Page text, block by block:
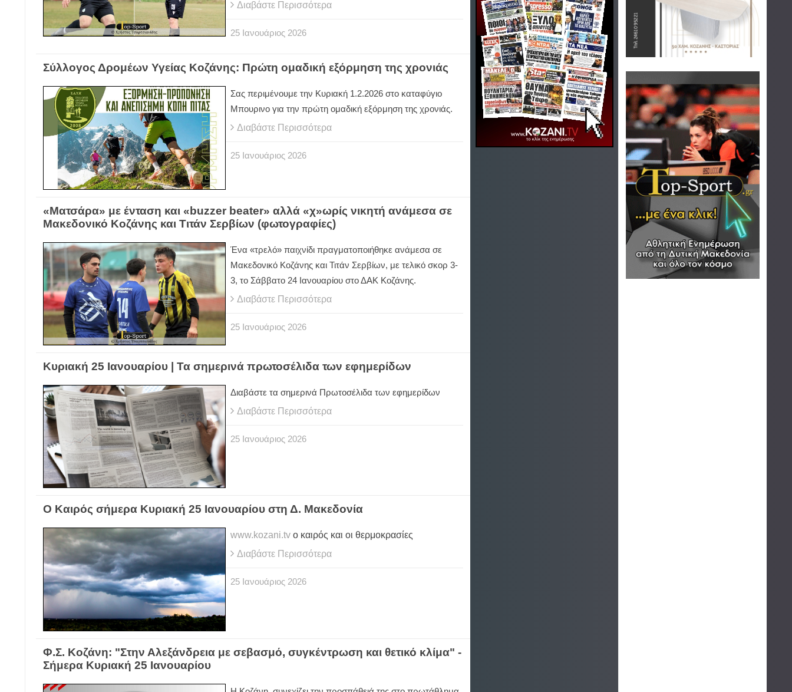
Διαβάστε Περισσότερα
25 Ιανουάριος 2026
Σύλλογος Δρομέων Υγείας Κοζάνης: Πρώτη ομαδική εξόρμηση της χρονιάς
Σας περιμένουμε την Κυριακή 1.2.2026 στο καταφύγιο
Μπουρινο για την πρώτη ομαδική εξόρμηση της χρονιάς.
Διαβάστε Περισσότερα
25 Ιανουάριος 2026
«Ματσάρα» με ένταση και «buzzer beater» αλλά «χ»ωρίς νικητή ανάμεσα σε
Μακεδονικό Κοζάνης και Τιτάν Σερβίων (φωτογραφίες)
Ένα «τρελό» παιχνίδι πραγματοποιήθηκε ανάμεσα σε
Μακεδονικό Κοζάνης και Τιτάν Σερβίων, με τελικό σκορ 3-
3, το Σάββατο 24 Ιανουαρίου στο ΔΑΚ Κοζάνης.
Διαβάστε Περισσότερα
25 Ιανουάριος 2026
Κυριακή 25 Ιανουαρίου | Τα σημερινά πρωτοσέλιδα των εφημερίδων
Διαβάστε τα σημερινά Πρωτοσέλιδα των εφημερίδων
Διαβάστε Περισσότερα
25 Ιανουάριος 2026
Ο Καιρός σήμερα Κυριακή 25 Ιανουαρίου στη Δ. Μακεδονία
www.kozani.tv ο καιρός και οι θερμοκρασίες
Διαβάστε Περισσότερα
25 Ιανουάριος 2026
Φ.Σ. Κοζάνη: "Στην Αλεξάνδρεια με σεβασμό, συγκέντρωση και θετικό κλίμα" -
Σήμερα Κυριακή 25 Ιανουαρίου